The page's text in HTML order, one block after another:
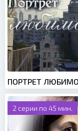
2 серии по 45 мин.